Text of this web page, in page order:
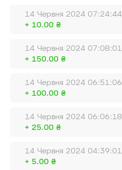
14 Червня 2024 07:24:44
+ 10.00 ₴
14 Червня 2024 07:08:01
+ 150.00 ₴
14 Червня 2024 06:51:06
+ 100.00 ₴
14 Червня 2024 06:06:18
+ 25.00 ₴
14 Червня 2024 04:39:01
+ 5.00 ₴